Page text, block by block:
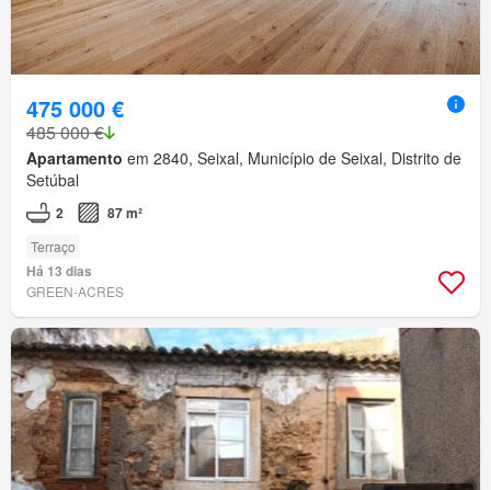
475 000 €
485 000 €
Apartamento em 2840, Seixal, Município de Seixal, Distrito de
Setúbal
2 87 m²
Terraço
Há 13 dias
GREEN-ACRES